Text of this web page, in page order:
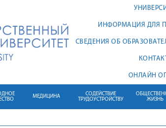
ИНФОРМАЦИЯ ДЛЯ
СВЕДЕНИЯ ОБ
ОНЛАЙН
МЕДИЦИНА
СОДЕЙСТВИЕ
ТРУДОУСТРОЙСТВУ
ЖИЗНЬ